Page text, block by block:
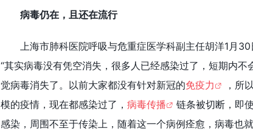
病毒仍在，且还在流行
上海市肺科医院呼吸与危重症医学科副主任胡洋1月
“其实病毒没有凭空消失，很多人已经感染过了，短期内
觉病毒消失了。以前大家都没有针对新冠的免疫力
，所
模的疫情，现在都感染过了， 病毒传播 链条被切断，即
感染，周围不至于传染上，随着这一个病例痊愈，病毒也